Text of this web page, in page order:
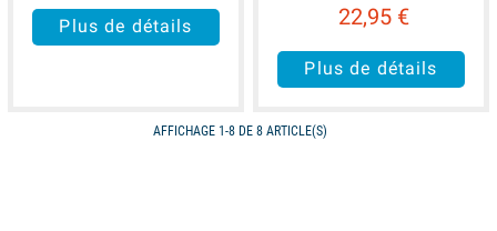
Plus de détails 22,95 €
Plus de détails
AFFICHAGE 1-8 DE 8 ARTICLE(S)